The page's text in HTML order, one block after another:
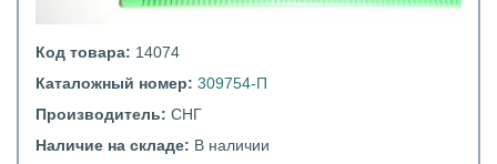
Код товара: 14074
Каталожный номер: 309754-П
Производитель: СНГ
Наличие на складе: В наличии